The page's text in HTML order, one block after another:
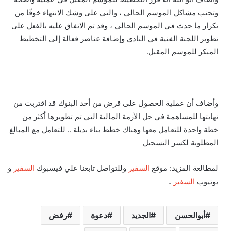
وتجنب مشاكل الموسم الحالي ، والتي على وشك الانتهاء خوفًا من
تكرار ما حدث في الموسم الحالي ، وقد تم الاتفاق عليه بالفعل على
تطوير اللجنة الفنية في النادي وإضافة عناصر فعالة إلى التخطيط
المبكر للموسم المقبل.
وأضاف أن عملية الحصول على قرض من أحد البنوك قد اقتربت من
نهايتها للمساهمة في حل الأزمة المالية التي تم تطويرها أكثر من
خطة واحدة للتعامل معها وهناك خطط بناء بديلة .. للتعامل مع المبالغ
المطلوبة لكسر التسجيل
لمطالعة المزيد: موقع السفير وللتواصل تابعنا علي فيسبوك السفير و
يوتيوب السفير .
أبوالحسن الجديد دعوة رفض